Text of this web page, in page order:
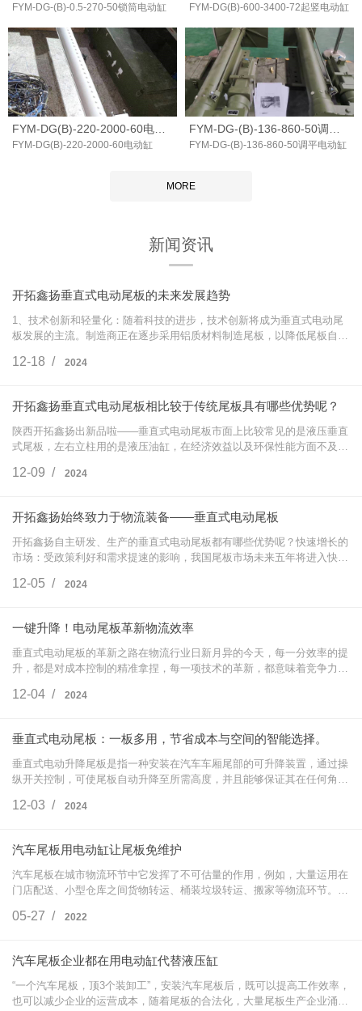
FYM-DG-(B)-0.5-270-50锁筒电动缸 FYM-DG(B)-600-3400-72起竖电动缸
FYM-DG(B)-220-2000-60电动缸 FYM-DG-(B)-136-860-50调平电动缸
MORE
新闻资讯
开拓鑫扬垂直式电动尾板的未来发展趋势
1、技术创新和轻量化：随着科技的进步，技术创新将成为垂直式电动尾
板发展的主流。制造商正在逐步采用铝质材料制造尾板，以降低尾板自
括用电动缸替…
12-18 / 2024
开拓鑫扬垂直式电动尾板相比较于传统尾板具有哪些优势呢？
陕西开拓鑫扬出新品啦——垂直式电动尾板市面上比较常见的是液压垂直
式尾板，左右立柱用的是液压油缸，在经济效益以及环保性能方面不及电
结构，形成…
12-09 / 2024
开拓鑫扬始终致力于物流装备——垂直式电动尾板
开拓鑫扬自主研发、生产的垂直式电动尾板都有哪些优势呢？快速增长的
市场：受政策利好和需求提速的影响，我国尾板市场未来五年将进入快速
集中度提高…
12-05 / 2024
一键升降！电动尾板革新物流效率
垂直式电动尾板的革新之路在物流行业日新月异的今天，每一分效率的提
升，都是对成本控制的精准拿捏，每一项技术的革新，都意味着竞争力的
下、人工成本…
12-04 / 2024
垂直式电动尾板：一板多用，节省成本与空间的智能选择。
垂直式电动升降尾板是指一种安装在汽车车厢尾部的可升降装置，通过操
纵开关控制，可使尾板自动升降至所需高度，并且能够保证其在任何角度
率，还能够…
12-03 / 2024
汽车尾板用电动缸让尾板免维护
汽车尾板在城市物流环节中它发挥了不可估量的作用，例如，大量运用在
门店配送、小型仓库之间货物转运、桶装垃圾转运、搬家等物流环节。特
平稳特性使…
05-27 / 2022
汽车尾板企业都在用电动缸代替液压缸
“一个汽车尾板，顶3个装卸工”，安装汽车尾板后，既可以提高工作效率，
也可以减少企业的运营成本，随着尾板的合法化，大量尾板生产企业涌